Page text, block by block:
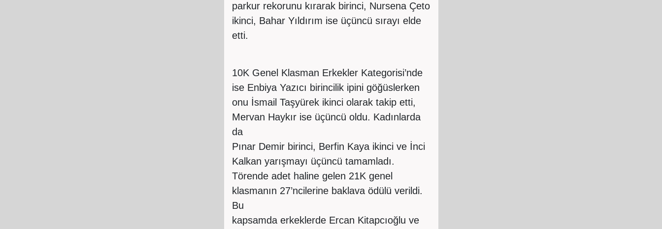
parkur rekorunu kırarak birinci, Nursena Çeto
ikinci, Bahar Yıldırım ise üçüncü sırayı elde
etti.
10K Genel Klasman Erkekler Kategorisi’nde
ise Enbiya Yazıcı birincilik ipini göğüslerken
onu İsmail Taşyürek ikinci olarak takip etti,
Mervan Haykır ise üçüncü oldu. Kadınlarda
da
Pınar Demir birinci, Berfin Kaya ikinci ve İnci
Kalkan yarışmayı üçüncü tamamladı.
Törende adet haline gelen 21K genel
klasmanın 27’ncilerine baklava ödülü verildi.
Bu
kapsamda erkeklerde Ercan Kitapcıoğlu ve